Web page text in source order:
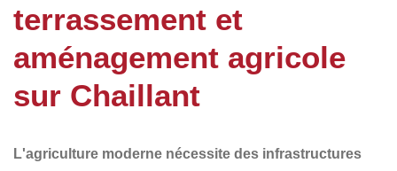
terrassement et
aménagement agricole
sur Chaillant
L'agriculture moderne nécessite des infrastructures